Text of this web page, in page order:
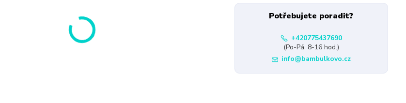
Potřebujete poradit?
+420775437690
(Po-Pá, 8-16 hod.)
info@bambulkovo.cz